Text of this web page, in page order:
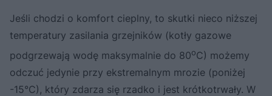
Jeśli chodzi o komfort cieplny, to skutki nieco niższej
temperatury zasilania grzejników (kotły gazowe
podgrzewają wodę maksymalnie do 80oC) możemy
odczuć jedynie przy ekstremalnym mrozie (poniżej
-15°C), który zdarza się rzadko i jest krótkotrwały. W